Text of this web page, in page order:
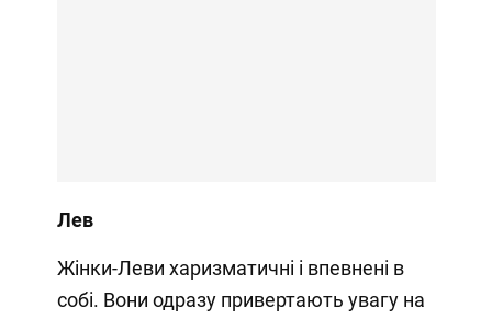
Лев
Жінки-Леви харизматичні і впевнені в
собі. Вони одразу привертають увагу на